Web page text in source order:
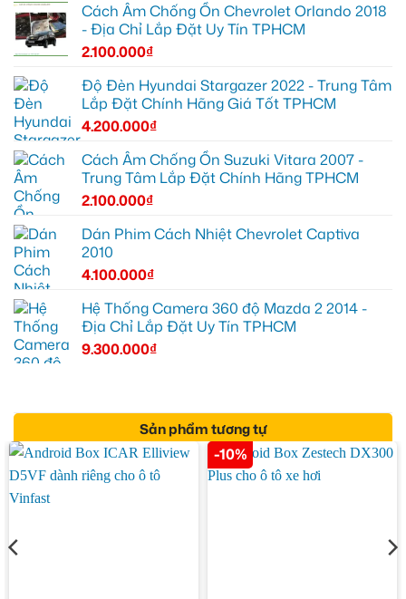
Cách Âm Chống Ồn Chevrolet Orlando 2018
- Địa Chỉ Lắp Đặt Uy Tín TPHCM
2.100.000₫
Độ Đèn Hyundai Stargazer 2022 - Trung Tâm
Lắp Đặt Chính Hãng Giá Tốt TPHCM
4.200.000₫
Cách Âm Chống Ồn Suzuki Vitara 2007 -
Trung Tâm Lắp Đặt Chính Hãng TPHCM
2.100.000₫
Dán Phim Cách Nhiệt Chevrolet Captiva
2010
4.100.000₫
Hệ Thống Camera 360 độ Mazda 2 2014 -
Địa Chỉ Lắp Đặt Uy Tín TPHCM
9.300.000₫
Sản phẩm tương tự
-10%